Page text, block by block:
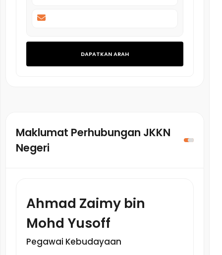
DAPATKAN ARAH
Maklumat Perhubungan JKKN
Negeri
Ahmad Zaimy bin
Mohd Yusoff
Pegawai Kebudayaan